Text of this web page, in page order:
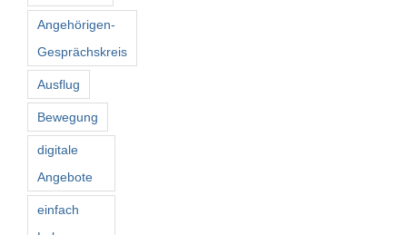
Angehörigen-
Gesprächskreis
Ausflug
Bewegung
digitale
Angebote
einfach